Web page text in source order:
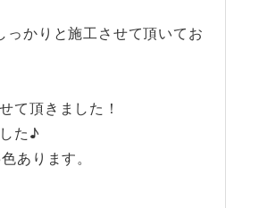
かりと施工させて頂いてお
て頂きました！
た♪
あります。